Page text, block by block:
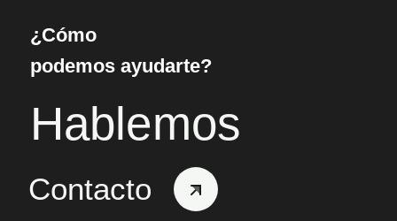
¿Cómo
podemos ayudarte?
Hablemos
Contacto